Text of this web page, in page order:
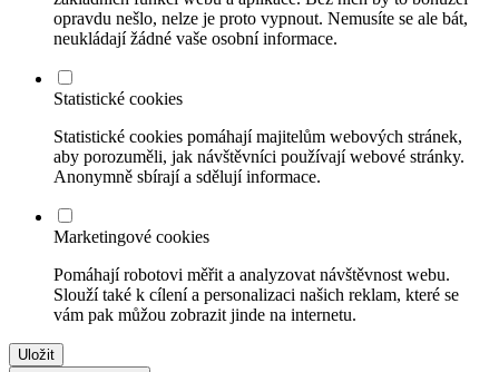
opravdu nešlo, nelze je proto vypnout. Nemusíte se ale bát,
neukládají žádné vaše osobní informace.
Statistické cookies
Statistické cookies pomáhají majitelům webových stránek,
aby porozuměli, jak návštěvníci používají webové stránky.
Anonymně sbírají a sdělují informace.
Marketingové cookies
Pomáhají robotovi měřit a analyzovat návštěvnost webu.
Slouží také k cílení a personalizaci našich reklam, které se
vám pak můžou zobrazit jinde na internetu.
Uložit